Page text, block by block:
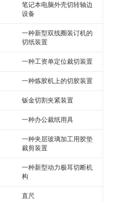
笔记本电脑外壳切转轴边
设备
一种新型双线圈装订机的
切纸装置
一种工资单定位裁切装置
一种炼胶机上的切胶装置
钣金切割夹紧装置
一种办公裁纸用具
一种夹层玻璃加工用胶垫
裁剪装置
一种新型动力极耳切断机
构
直尺